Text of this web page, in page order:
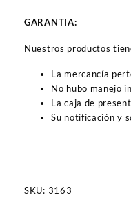
GARANTIA:
Nuestros productos
La mercancía
No hubo manejo
La caja de
Su notificación y
SKU: 3163